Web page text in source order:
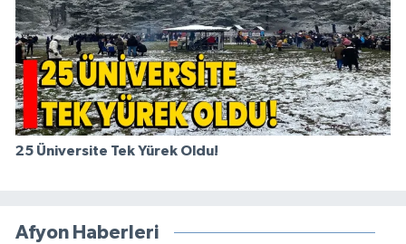
25 Üniversite Tek Yürek Oldu!
Afyon Haberleri